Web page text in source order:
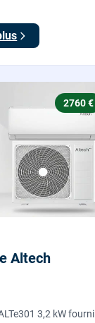
2760 €
Altech
3,2 kW fourni